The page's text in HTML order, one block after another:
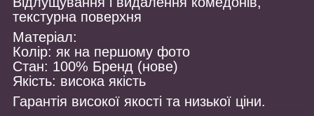
текстурна поверхня
Матеріал:
Колір: як на першому фото
Стан: 100% Бренд (нове)
Якість: висока якість
Гарантія високої якості та низької ціни.